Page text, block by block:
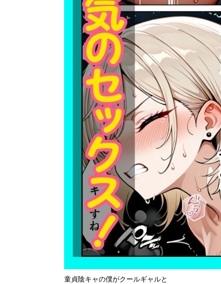
童貞陰キャの僕がクールギャルと